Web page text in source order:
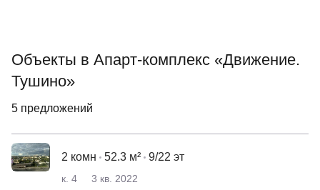
Объекты в Апарт-комплекс «Движение.
Тушино»
5 предложений
2 комн 52.3 м² 9/22 эт
к. 4 3 кв. 2022